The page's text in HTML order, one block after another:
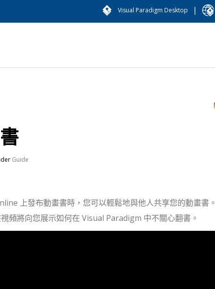
Visual Paradigm Desktop |
Guide
上發布動畫書時，您可以輕鬆地與他人共享您的動畫書。
頻將向您展示如何在 Visual Paradigm 中不關心翻書。